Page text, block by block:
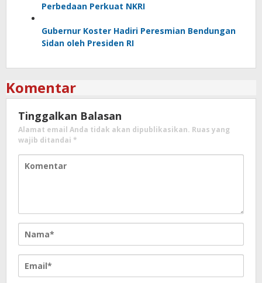
Perbedaan Perkuat NKRI
Gubernur Koster Hadiri Peresmian Bendungan
Sidan oleh Presiden RI
Komentar
Tinggalkan Balasan
Alamat email Anda tidak akan dipublikasikan. Ruas yang
wajib ditandai *